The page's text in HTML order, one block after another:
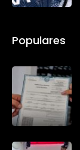
Populares